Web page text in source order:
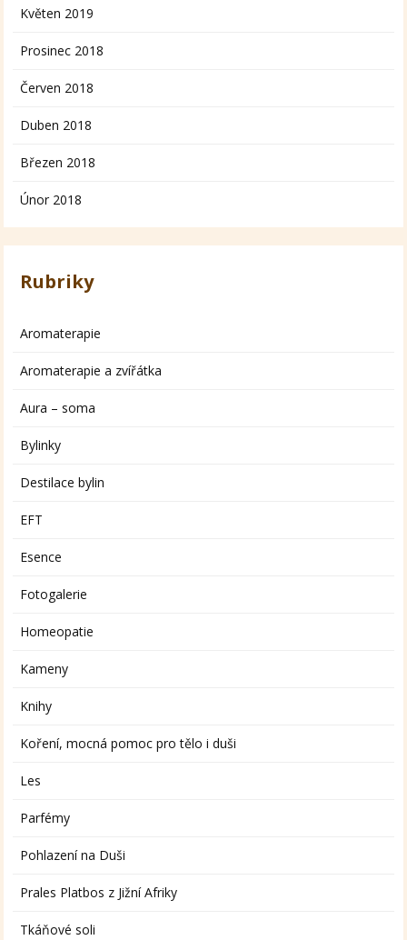
Květen 2019
Prosinec 2018
Červen 2018
Duben 2018
Březen 2018
Únor 2018
Rubriky
Aromaterapie
Aromaterapie a zvířátka
Aura – soma
Bylinky
Destilace bylin
EFT
Esence
Fotogalerie
Homeopatie
Kameny
Knihy
Koření, mocná pomoc pro tělo i duši
Les
Parfémy
Pohlazení na Duši
Prales Platbos z Jižní Afriky
Tkáňové soli